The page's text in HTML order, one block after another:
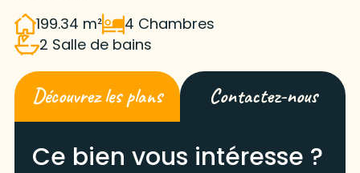
199.34 m²
4 Chambres
2 Salle de bains
Découvrez les plans Contactez-nous
Ce bien vous intéresse ?